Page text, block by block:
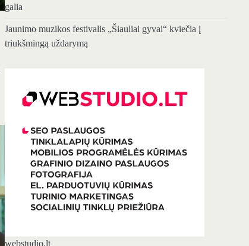
galia
Jaunimo muzikos festivalis „Šiauliai gyvai“ kviečia į
triukšmingą uždarymą
webstudio.lt